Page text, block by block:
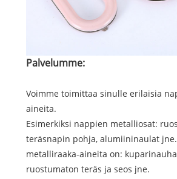
Palvelumme:
Voimme toimittaa sinulle erilaisia
aineita.
Esimerkiksi nappien metalliosat:
teräsnapin pohja, alumiininaulat
metalliraaka-aineita on:
ruostumaton teräs ja seos jne.